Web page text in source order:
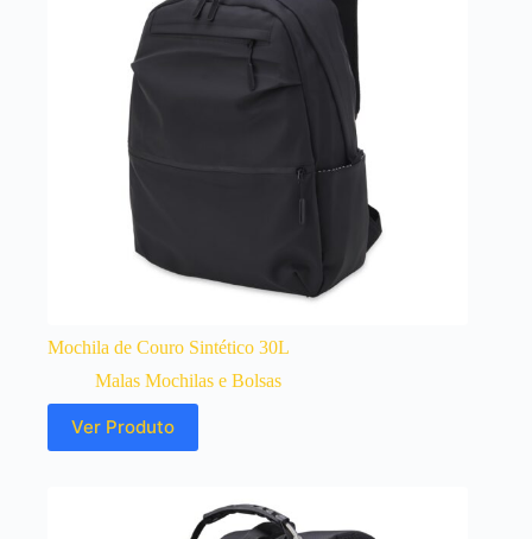
Mochila de Couro Sintético 30L
Malas Mochilas e Bolsas
Ver Produto